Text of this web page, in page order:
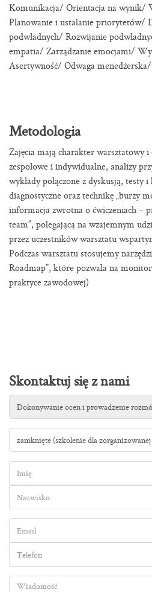
Komunikacja/ Orientacja na wynik/
Planowanie i ustalanie priorytetów/
podwładnych/ Rozwijanie
empatia/ Zarządzanie emocjami/
Asertywność/ Odwaga
Metodologia
Zajęcia mają charakter warsztatowy
zespołowe i indywidualne, analizy
wykłady połączone z dyskusją, testy
diagnostyczne oraz technikę „burzy
informacja zwrotna o ćwiczeniach –
team”, polegającą na wzajemnym
przez uczestników warsztatu
Podczas warsztatu stosujemy
Roadmap”, które pozwala na
praktyce zawodowej)
Skontaktuj się z nami
Tytuł
szkolenia
Forma
szkolenia
Imię
Nazwisko
Email
Telefon
Wiadomość